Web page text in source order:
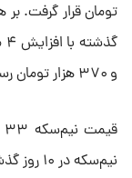
و ۳۷۰ هزار تومان رسیده است.